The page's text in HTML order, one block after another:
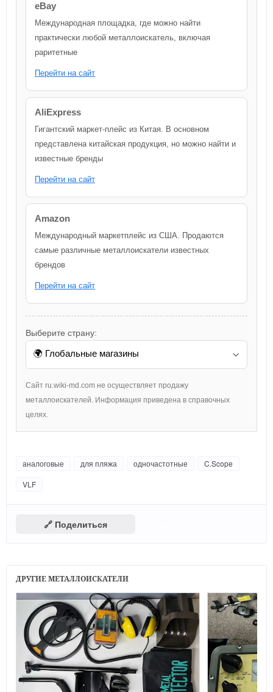
eBay
Международная площадка, где можно найти
практически любой металлоискатель, включая
раритетные
Перейти на сайт
AliExpress
Гигантский маркет-плейс из Китая. В основном
представлена китайская продукция, но можно найти и
известные бренды
Перейти на сайт
Amazon
Международный маркетплейс из США. Продаются
самые различные металлоискатели известных
брендов
Перейти на сайт
Выберите страну:
Сайт ru.wiki-md.com не осуществляет продажу
металлоискателей. Информация приведена в справочных
целях.
аналоговые для пляжа одночастотные
C.Scope
VLF
🔗 Поделиться
ДРУГИЕ МЕТАЛЛОИСКАТЕЛИ